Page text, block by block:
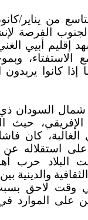
من يناير/
الفرصة
أبيي
الاستفتاء،
كانوا يريدون
شمال السودان ذي
الإفريقي، حيث
الغالبة، كان
استقلاله عن
عام ،1956 اجتاحت البلاد
والدينية
وقت لاحق
على الموارد